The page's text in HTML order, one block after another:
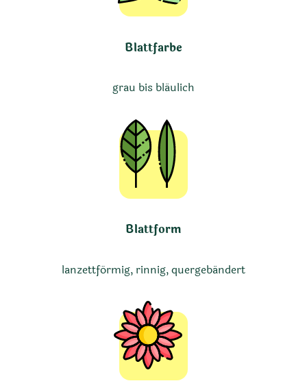
Blattfarbe
grau bis bläulich
Blattform
lanzettförmig, rinnig, quergebändert